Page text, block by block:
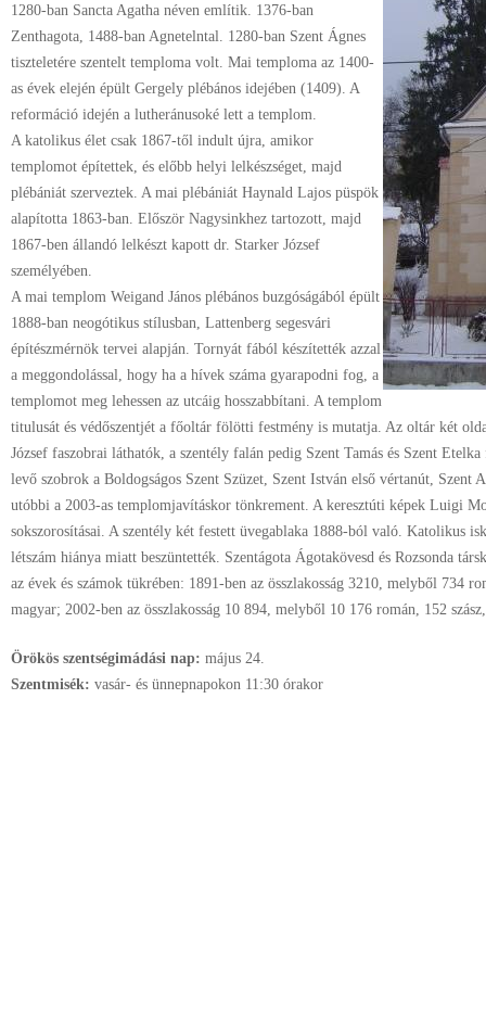
1280-ban Sancta Agatha néven említik. 1376-ban
Zenthagota, 1488-ban Agnetelntal. 1280-ban Szent Ágnes
tiszteletére szentelt temploma volt. Mai temploma az 1400-
as évek elején épült Gergely plébános idejében (1409). A
reformáció idején a lutheránusoké lett a templom.
A katolikus élet csak 1867-től indult újra, amikor
templomot építettek, és előbb helyi lelkészséget, majd
plébániát szerveztek. A mai plébániát Haynald Lajos püspök
alapította 1863-ban. Először Nagysinkhez tartozott, majd
1867-ben állandó lelkészt kapott dr. Starker József
személyében.
A mai templom Weigand János plébános buzgóságából épült
1888-ban neogótikus stílusban, Lattenberg segesvári
építészmérnök tervei alapján. Tornyát fából készítették azzal
a meggondolással, hogy ha a hívek száma gyarapodni fog, a
templomot meg lehessen az utcáig hosszabbítani. A templom
titulusát és védőszentjét a főoltár fölötti festmény is mutatja. Az oltár két
József faszobrai láthatók, a szentély falán pedig Szent Tamás és Szent
levő szobrok a Boldogságos Szent Szüzet, Szent István első vértanút, Szent
utóbbi a 2003-as templomjavításkor tönkrement. A keresztúti képek Luigi
sokszorosításai. A szentély két festett üvegablaka 1888-ból való. Katolikus
létszám hiánya miatt beszüntették. Szentágota Ágotakövesd és Rozsonda
az évek és számok tükrében: 1891-ben az összlakosság 3210, melyből 734
magyar; 2002-ben az összlakosság 10 894, melyből 10 176 román, 152
Örökös szentségimádási nap: május 24.
Szentmisék: vasár- és ünnepnapokon 11:30 órakor